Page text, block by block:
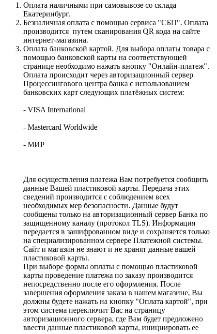
Оплата наличными при самовывозе со склада
Екатеринбург.
Безналичная оплата с помощью сервиса "СБП". Оплата
производится путем сканирования QR кода на сайте
интернет-магазина.
Оплата банковской картой. Для выбора оплаты товара с
помощью банковской карты на соответствующей
странице необходимо нажать кнопку "Онлайн-платеж".
Оплата происходит через авторизационный сервер
Процессингового центра банка с использованием
банковских карт следующих платёжных систем:
- VISA International
- Mastercard Worldwide
- МИР
Для осуществления платежа Вам потребуется сообщить
данные Вашей пластиковой карты. Передача этих
сведений производится с соблюдением всех
необходимых мер безопасности. Данные будут
сообщены только на авторизационный сервер Банка по
защищенному каналу (протокол TLS). Информация
передается в зашифрованном виде и сохраняется только
на специализированном сервере Платежной системы.
Сайт и магазин не знают и не хранят данные вашей
пластиковой карты.
При выборе формы оплаты с помощью пластиковой
карты проведение платежа по заказу производится
непосредственно после его оформления. После
завершения оформления заказа в нашем магазине, Вы
должны будете нажать на кнопку "Оплата картой", при
этом система переключит Вас на страницу
авторизационного сервера, где Вам будет предложено
ввести данные пластиковой карты, инициировать ее